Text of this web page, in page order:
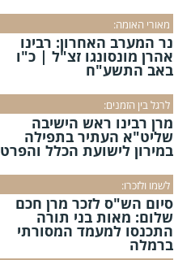
מאורי האומה:
נר המערב האחרון: רבינו
אהרן מונסונגו זצ"ל | כ"ו
באב התשע"ח
לרגל בין הזמנים:
מרן רבינו ראש הישיבה
שליט"א העתיר בתפילה
במירון לישועת הכלל והפרט
לשמו ולזכרו:
סיום הש"ס לזכר מרן חכם
שלום: מאות בני תורה
התכנסו למעמד המסורתי
ברמלה